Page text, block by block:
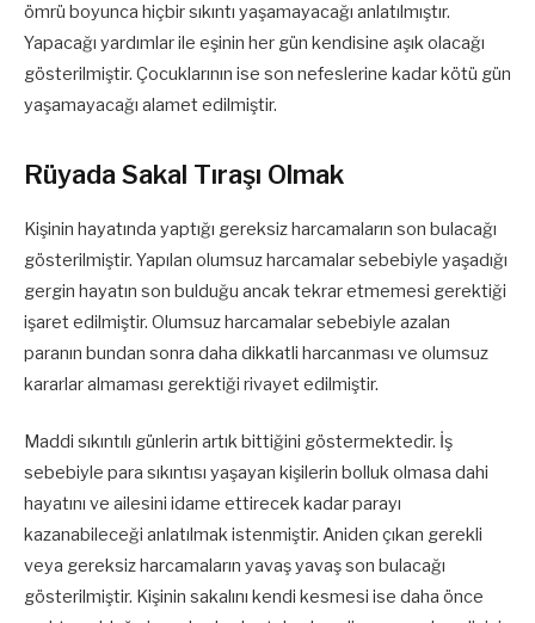
ömrü boyunca hiçbir sıkıntı yaşamayacağı anlatılmıştır.
Yapacağı yardımlar ile eşinin her gün kendisine aşık olacağı
gösterilmiştir. Çocuklarının ise son nefeslerine kadar kötü gün
yaşamayacağı alamet edilmiştir.
Rüyada Sakal Tıraşı Olmak
Kişinin hayatında yaptığı gereksiz harcamaların son bulacağı
gösterilmiştir. Yapılan olumsuz harcamalar sebebiyle yaşadığı
gergin hayatın son bulduğu ancak tekrar etmemesi gerektiği
işaret edilmiştir. Olumsuz harcamalar sebebiyle azalan
paranın bundan sonra daha dikkatli harcanması ve olumsuz
kararlar almaması gerektiği rivayet edilmiştir.
Maddi sıkıntılı günlerin artık bittiğini göstermektedir. İş
sebebiyle para sıkıntısı yaşayan kişilerin bolluk olmasa dahi
hayatını ve ailesini idame ettirecek kadar parayı
kazanabileceği anlatılmak istenmiştir. Aniden çıkan gerekli
veya gereksiz harcamaların yavaş yavaş son bulacağı
gösterilmiştir. Kişinin sakalını kendi kesmesi ise daha önce